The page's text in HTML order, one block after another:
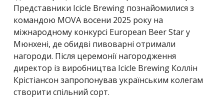
Представники Icicle Brewing познайомилися з
командою MOVA восени 2025 року на
міжнародному конкурсі European Beer Star у
Мюнхені, де обидві пивоварні отримали
нагороди. Після церемонії нагородження
директор із виробництва Icicle Brewing Коллін
Крістіансон запропонував українським колегам
створити спільний сорт.